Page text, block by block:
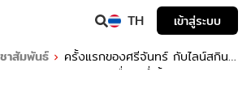
TH
เข้าสู่ระบบ
าสัมพันธ์
ครั้งแรกของศรีจันทร์ กับไลน์สกิน
Moisture Burst เพื่อผิวฉ่ำขั้นสุด